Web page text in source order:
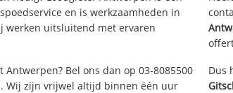
en is werkzaamheden in
werken uitsluitend met ervaren
Bel ons dan op 03-8085500
Wij zijn vrijwel altijd binnen één uur
Dus